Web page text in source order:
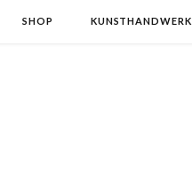
SHOP KUNSTHANDWERK